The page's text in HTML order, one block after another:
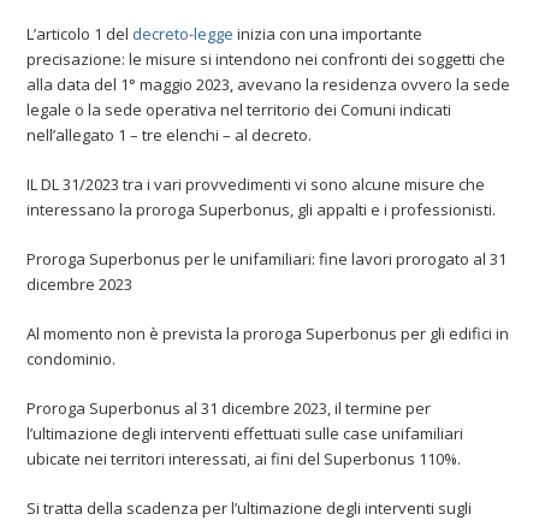
L’articolo 1 del decreto-legge inizia con una importante
precisazione: le misure si intendono nei confronti dei soggetti che
alla data del 1° maggio 2023, avevano la residenza ovvero la sede
legale o la sede operativa nel territorio dei Comuni indicati
nell’allegato 1 – tre elenchi – al decreto.
IL DL 31/2023 tra i vari provvedimenti vi sono alcune misure che
interessano la proroga Superbonus, gli appalti e i professionisti.
Proroga Superbonus per le unifamiliari: fine lavori prorogato al 31
dicembre 2023
Al momento non è prevista la proroga Superbonus per gli edifici in
condominio.
Proroga Superbonus al 31 dicembre 2023, il termine per
l’ultimazione degli interventi effettuati sulle case unifamiliari
ubicate nei territori interessati, ai fini del Superbonus 110%.
Si tratta della scadenza per l’ultimazione degli interventi sugli